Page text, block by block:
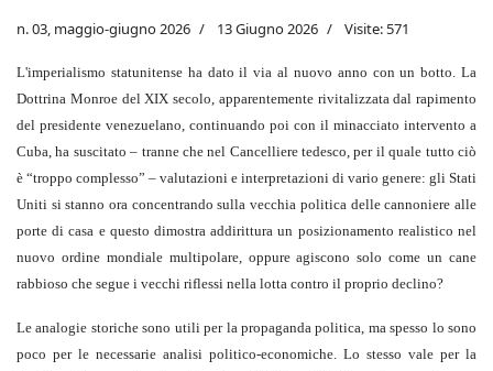
n. 03, maggio-giugno 2026 13 Giugno 2026 Visite: 571
L'imperialismo statunitense ha dato il via al nuovo anno con un botto. La
Dottrina Monroe del XIX secolo, apparentemente rivitalizzata dal rapimento
del presidente venezuelano, continuando poi con il minacciato intervento a
Cuba, ha suscitato – tranne che nel Cancelliere tedesco, per il quale tutto ciò
è “troppo complesso” – valutazioni e interpretazioni di vario genere: gli Stati
Uniti si stanno ora concentrando sulla vecchia politica delle cannoniere alle
porte di casa e questo dimostra addirittura un posizionamento realistico nel
nuovo ordine mondiale multipolare, oppure agiscono solo come un cane
rabbioso che segue i vecchi riflessi nella lotta contro il proprio declino?
Le analogie storiche sono utili per la propaganda politica, ma spesso lo sono
poco per le necessarie analisi politico-economiche. Lo stesso vale per la